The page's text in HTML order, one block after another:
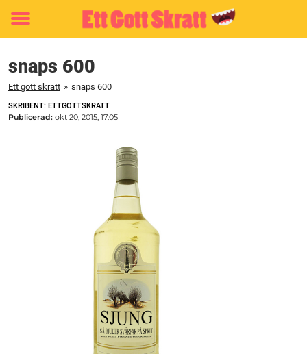
Toggle
snaps 600
Ett gott skratt » snaps 600
SKRIBENT: ETTGOTTSKRATT
Publicerad: okt 20, 2015, 17:05